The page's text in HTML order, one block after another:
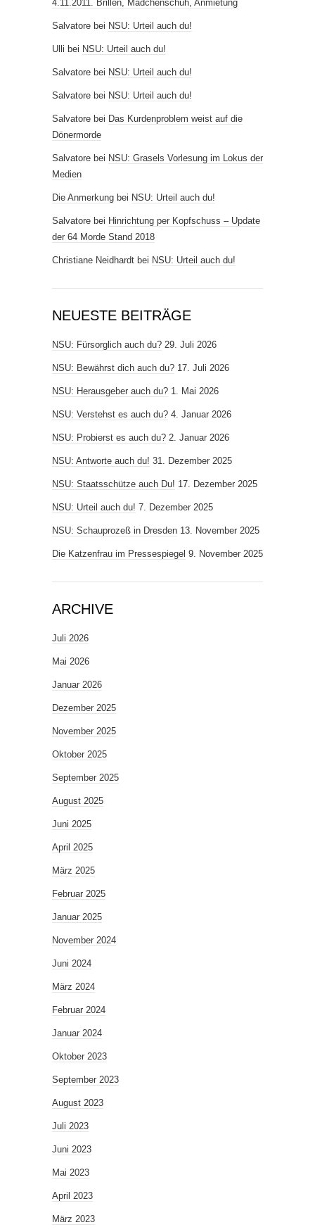
4.11.2011. Brillen, Mädchenschuh, Anmietung
Salvatore bei NSU: Urteil auch du!
Ulli bei NSU: Urteil auch du!
Salvatore bei NSU: Urteil auch du!
Salvatore bei NSU: Urteil auch du!
Salvatore bei Das Kurdenproblem weist auf die
Dönermorde
Salvatore bei NSU: Grasels Vorlesung im Lokus der
Medien
Die Anmerkung bei NSU: Urteil auch du!
Salvatore bei Hinrichtung per Kopfschuss – Update
der 64 Morde Stand 2018
Christiane Neidhardt bei NSU: Urteil auch du!
NEUESTE BEITRÄGE
NSU: Fürsorglich auch du? 29. Juli 2026
NSU: Bewährst dich auch du? 17. Juli 2026
NSU: Herausgeber auch du? 1. Mai 2026
NSU: Verstehst es auch du? 4. Januar 2026
NSU: Probierst es auch du? 2. Januar 2026
NSU: Antworte auch du! 31. Dezember 2025
NSU: Staatsschütze auch Du! 17. Dezember 2025
NSU: Urteil auch du! 7. Dezember 2025
NSU: Schauprozeß in Dresden 13. November 2025
Die Katzenfrau im Pressespiegel 9. November 2025
ARCHIVE
Juli 2026
Mai 2026
Januar 2026
Dezember 2025
November 2025
Oktober 2025
September 2025
August 2025
Juni 2025
April 2025
März 2025
Februar 2025
Januar 2025
November 2024
Juni 2024
März 2024
Februar 2024
Januar 2024
Oktober 2023
September 2023
August 2023
Juli 2023
Juni 2023
Mai 2023
April 2023
März 2023